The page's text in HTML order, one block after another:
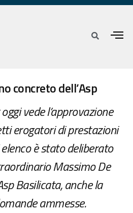
concreto dell’Asp
vede l’approvazione
erogatori di prestazioni
è stato deliberato
Massimo De
Basilicata, anche la
ammesse.